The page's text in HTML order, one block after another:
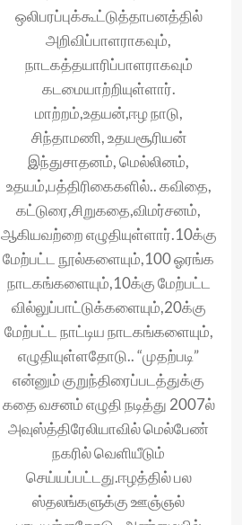
ஒலிபரப்புக்கூட்டுத்தாபனத்தில்
அறிவிப்பாளராகவும்,
நாடகத்தயாரிப்பாளராகவும்
கடமையாற்றியுள்ளார்.
மாற்றம்,உதயன்,ஈழ நாடு,
சிந்தாமணி, உதயசூரியன்
இந்துசாதனம், மெல்லினம்,
உதயம்,பத்திரிகைகளில்.. கவிதை,
கட்டுரை,சிறுகதை,விமர்சனம்,
ஆகியவற்றை எழுதியுள்ளார்.10க்கு
மேற்பட்ட நூல்களையும்,100 ஓரங்க
நாடகங்களையும்,10க்கு மேற்பட்ட
வில்லுப்பாட்டுக்களையும்,20க்கு
மேற்பட்ட நாட்டிய நாடகங்களையும்,
எழுதியுள்ளதோடு.. “முதற்படி”
என்னும் குறுந்திரைப்படத்துக்கு
கதை வசனம் எழுதி நடித்து 2007ல்
அவுஸ்த்திரேலியாவில் மெல்பேண்
நகரில் வெளியீடும்
செய்யப்பட்டது.ஈழத்தில் பல
ஸ்தலங்க‌ளுக்கு ஊஞ்ஞல்